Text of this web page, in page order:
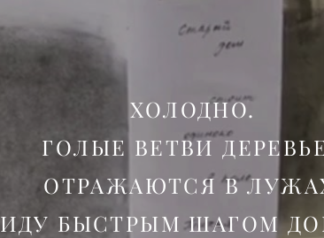
ХОЛОДНО.
ГОЛЫЕ ВЕТВИ
ОТРАЖАЮТСЯ В
ИДУ БЫСТРЫМ ШАГОМ